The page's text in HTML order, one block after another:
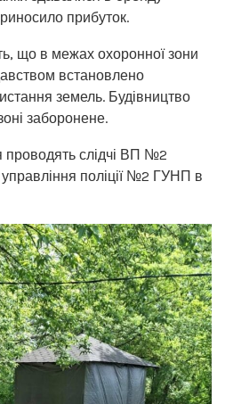
прибуток.
що в межах охоронної зони
встановлено
земель. Будівництво
заборонене.
проводять слідчі ВП №2
поліції №2 ГУНП в